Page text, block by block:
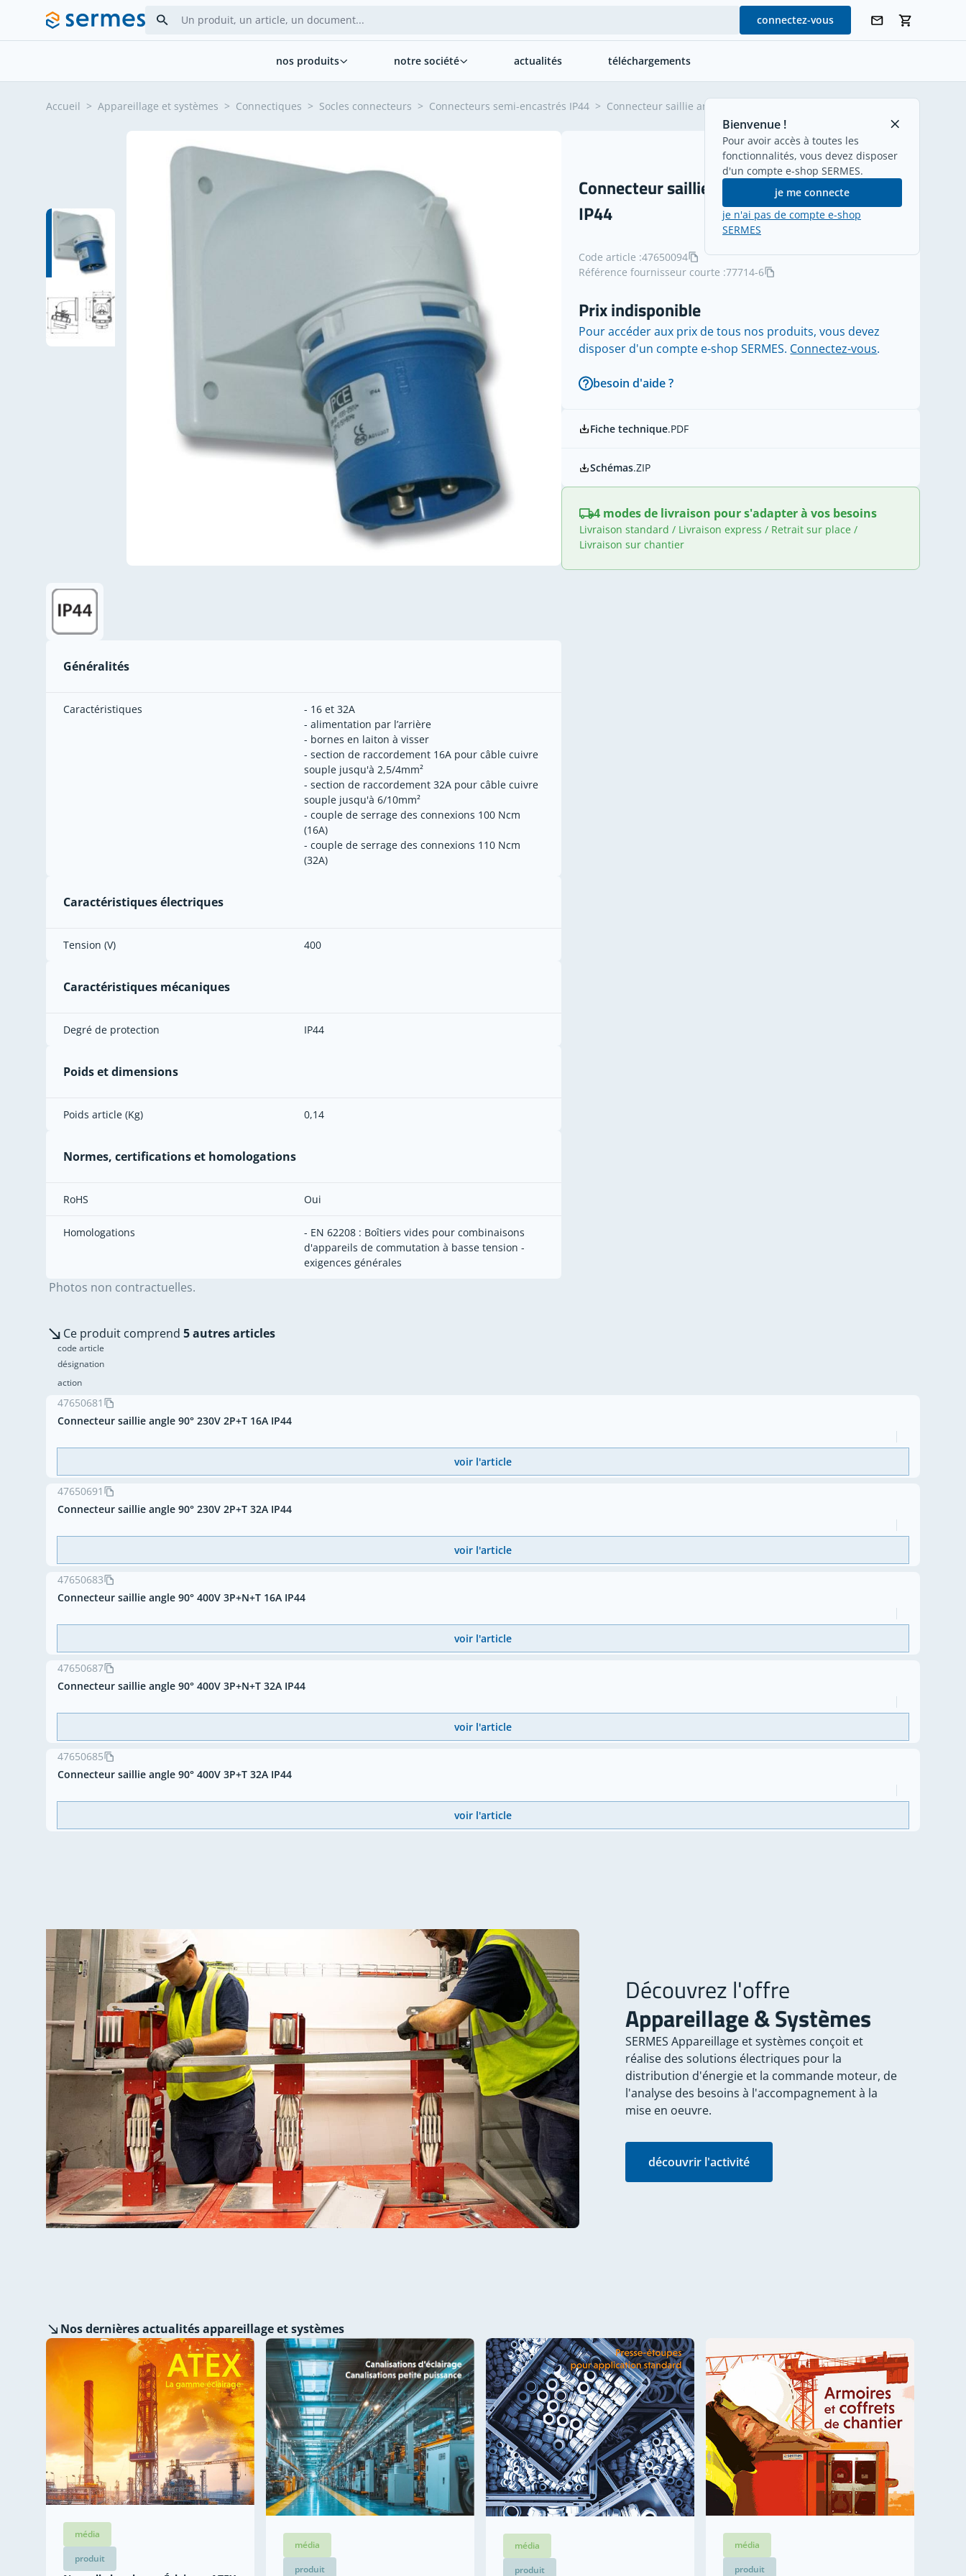
Allez au contenu
connectez-vous
Bienvenue !
Pour avoir accès à toutes les
fonctionnalités, vous devez disposer
d'un compte e-shop SERMES.
je me connecte
je n'ai pas de compte e-shop
SERMES
nos produits notre société actualités téléchargements
Accueil > Appareillage et systèmes > Connectiques > Socles connecteurs > Connecteurs semi-encastrés IP44 > Connecteur saillie angle 90° 400V 3P+T 16A IP44 retour
Généralités
Caractéristiques
- 16 et 32A
- alimentation par l’arrière
- bornes en laiton à visser
- section de raccordement 16A pour câble cuivre
souple jusqu'à 2,5/4mm²
- section de raccordement 32A pour câble cuivre
souple jusqu'à 6/10mm²
- couple de serrage des connexions 100 Ncm
(16A)
- couple de serrage des connexions 110 Ncm
(32A)
Caractéristiques électriques
Tension (V) 400
Caractéristiques mécaniques
Degré de protection IP44
Poids et dimensions
Poids article (Kg) 0,14
Normes, certifications et homologations
RoHS Oui
Homologations
- EN 62208 : Boîtiers vides pour combinaisons
d'appareils de commutation à basse tension -
exigences générales
Photos non contractuelles.
Connecteur saillie angle 90° 400V 3P+T 16A
IP44
Code article :47650094
Référence fournisseur courte :77714-6
Prix indisponible
Pour accéder aux prix de tous nos produits, vous devez
disposer d'un compte e-shop SERMES. Connectez-vous.
besoin d'aide ?
Fiche technique.PDF
Schémas.ZIP
4 modes de livraison pour s'adapter à vos besoins
Livraison standard / Livraison express / Retrait sur place /
Livraison sur chantier
Ce produit comprend 5 autres articles
code article
désignation
action
47650681
Connecteur saillie angle 90° 230V 2P+T 16A IP44
voir l'article
47650691
Connecteur saillie angle 90° 230V 2P+T 32A IP44
voir l'article
47650683
Connecteur saillie angle 90° 400V 3P+N+T 16A IP44
voir l'article
47650687
Connecteur saillie angle 90° 400V 3P+N+T 32A IP44
voir l'article
47650685
Connecteur saillie angle 90° 400V 3P+T 32A IP44
voir l'article
Découvrez l'offre
Appareillage & Systèmes
SERMES Appareillage et systèmes conçoit et
réalise des solutions électriques pour la
distribution d'énergie et la commande moteur, de
l'analyse des besoins à l'accompagnement à la
mise en oeuvre.
découvrir l'activité
Nos dernièresactualités appareillage et systèmes
média
produit
média
produit
média
produit
média
produit